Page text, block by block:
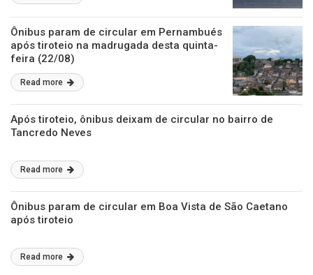
Ônibus param de circular em Pernambués
após tiroteio na madrugada desta quinta-
feira (22/08)
Read more
Após tiroteio, ônibus deixam de circular no bairro de
Tancredo Neves
Read more
Ônibus param de circular em Boa Vista de São Caetano
após tiroteio
Read more